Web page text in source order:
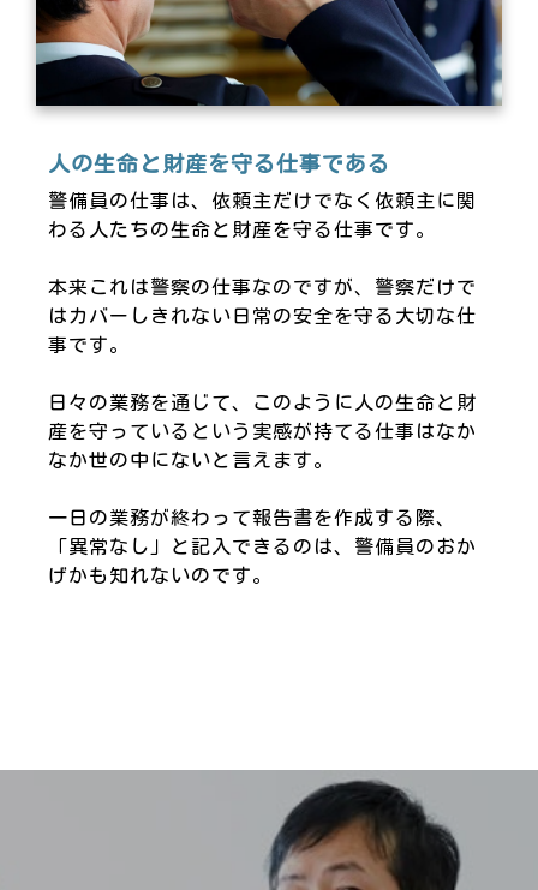
人の生命と財産を守る仕事である
警備員の仕事は、依頼主だけでなく依頼主に関
わる人たちの生命と財産を守る仕事です。
本来これは警察の仕事なのですが、警察だけで
はカバーしきれない日常の安全を守る大切な仕
事です。
日々の業務を通じて、このように人の生命と財
産を守っているという実感が持てる仕事はなか
なか世の中にないと言えます。
一日の業務が終わって報告書を作成する際、
「異常なし」と記入できるのは、警備員のおか
げかも知れないのです。